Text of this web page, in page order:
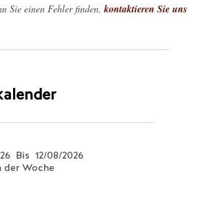
Sie einen Fehler finden, kontaktieren Sie uns
Bis 12/08/2026
der Woche